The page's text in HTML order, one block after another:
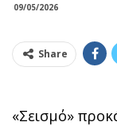
09/05/2026
Share
«Σεισμό»